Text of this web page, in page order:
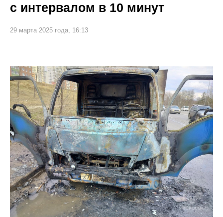
с интервалом в 10 минут
29 марта 2025 года, 16:13